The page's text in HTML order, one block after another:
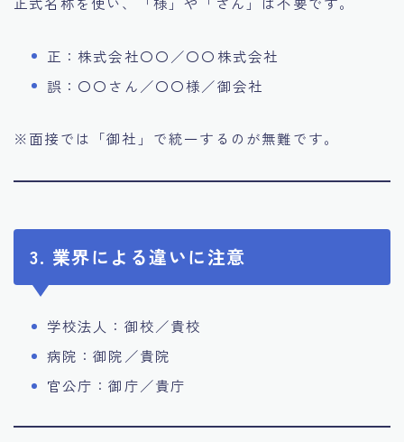
正：株式会社〇〇／〇〇株式会社
誤：〇〇さん／〇〇様／御会社
※面接では「御社」で統一するのが無難です。
3. 業界による違いに注意
学校法人：御校／貴校
病院：御院／貴院
官公庁：御庁／貴庁